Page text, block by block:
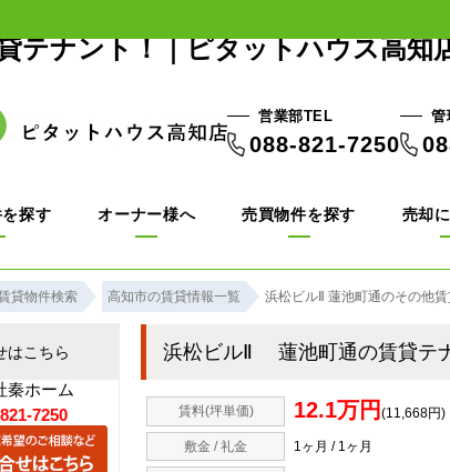
テナント！｜ピタットハウス高知
営業部TEL
088-821-7250
管
探す オーナー様へ 売買物件を探す 売却
貸物件検索 高知市の賃貸情報一覧 浜松ビルⅡ 蓮池町通のその他賃
浜松ビルⅡ 蓮池町通の賃貸テ
賃料(坪単価) 12.1万円 (11,668円)
敷金 / 礼金 1ヶ月 / 1ヶ月
はこちら
秦ホーム
7250